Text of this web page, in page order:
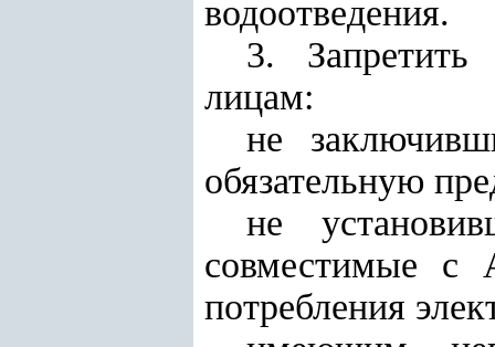
водоотведения.
3. Запретить
лицам:
не
обязательную
не
совместимые с
потребления